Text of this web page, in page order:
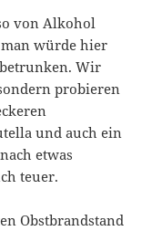
von Alkohol
man würde hier
Wir
probieren
und auch ein
etwas
teuer.
Obstbrandstand